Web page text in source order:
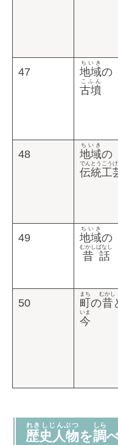
47 地域
ちいき
の
古墳
こふん
48 地域
ちいき
の
伝統工
でんとうこう
49 地域
ちいき
の
昔話
むかしばなし
50 町
まち
の昔
むかし
今
いま
歴史人物
れきしじんぶつ
を調
しら